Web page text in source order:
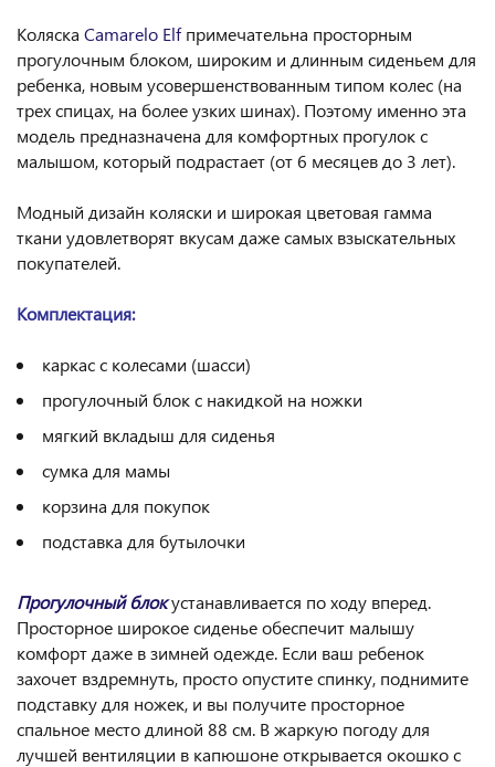
Коляска Camarelo Elfпримечательна просторным
прогулочным блоком, широким и длинным сиденьем для
ребенка, новым усовершенствованным типом колес (на
трех спицах, на более узких шинах). Поэтому именно эта
модель предназначена для комфортных прогулок с
малышом, который подрастает (от 6 месяцев до 3 лет).
Модный дизайн коляски и широкая цветовая гамма
ткани удовлетворят вкусам даже самых взыскательных
покупателей.
Комплектация:
каркас с колесами (шасси)
прогулочный блок с накидкой на ножки
мягкий вкладыш для сиденья
сумка для мамы
корзина для покупок
подставка для бутылочки
Прогулочный блокустанавливается по ходу вперед.
Просторное широкое сиденье обеспечит малышу
комфорт даже в зимней одежде. Если ваш ребенок
захочет вздремнуть, просто опустите спинку, поднимите
подставку для ножек, и вы получите просторное
спальное место длиной 88 см. В жаркую погоду для
лучшей вентиляции в капюшоне открывается окошко с